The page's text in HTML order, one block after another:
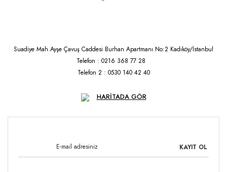
Suadiye Mah.Ayşe Çavuş Caddesi Burhan Apartmanı No:2 Kadıköy/İstanbul
Telefon : 0216 368 77 28
Telefon 2 : 0530 140 42 40
HARİTADA GÖR
KAYIT OL